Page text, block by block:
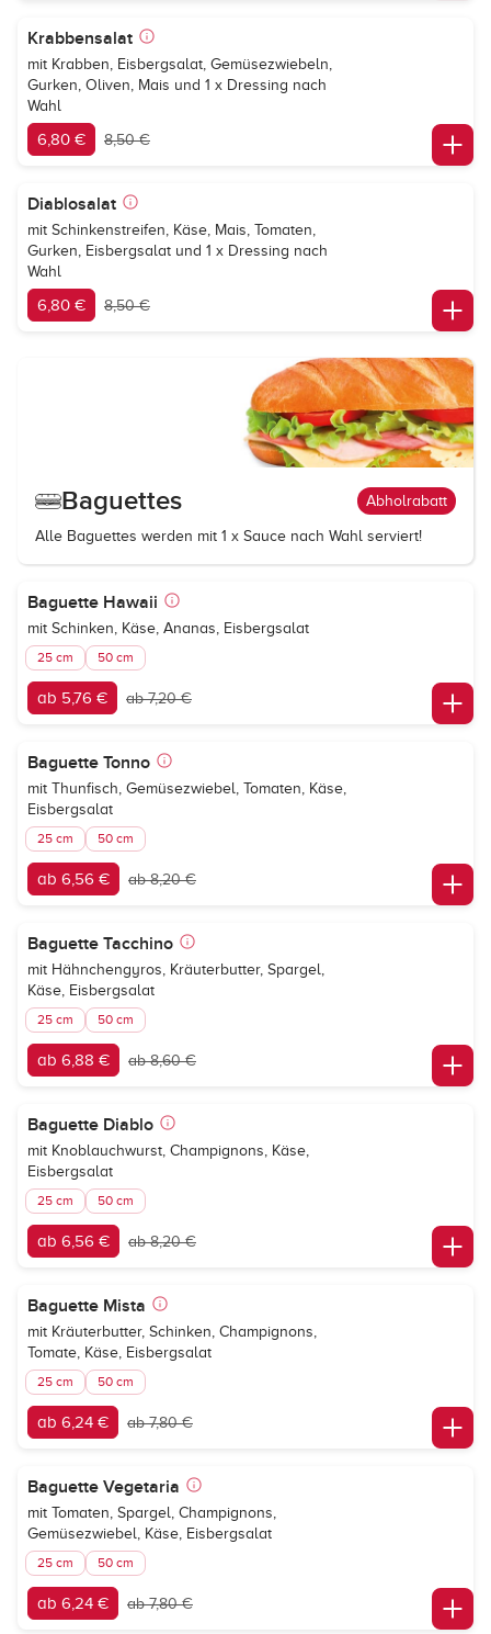
Krabbensalat
mit Krabben, Eisbergsalat, Gemüsezwiebeln,
Gurken, Oliven, Mais und 1 x Dressing nach
Wahl
6,80 € 8,50 €
Diablosalat
mit Schinkenstreifen, Käse, Mais, Tomaten,
Gurken, Eisbergsalat und 1 x Dressing nach
Wahl
6,80 € 8,50 €
Baguettes Abholrabatt
Alle Baguettes werden mit 1 x Sauce nach Wahl serviert!
Baguette Hawaii
mit Schinken, Käse, Ananas, Eisbergsalat
25 cm 50 cm
ab 5,76 € ab 7,20 €
Baguette Tonno
mit Thunfisch, Gemüsezwiebel, Tomaten, Käse,
Eisbergsalat
25 cm 50 cm
ab 6,56 € ab 8,20 €
Baguette Tacchino
mit Hähnchengyros, Kräuterbutter, Spargel,
Käse, Eisbergsalat
25 cm 50 cm
ab 6,88 € ab 8,60 €
Baguette Diablo
mit Knoblauchwurst, Champignons, Käse,
Eisbergsalat
25 cm 50 cm
ab 6,56 € ab 8,20 €
Baguette Mista
mit Kräuterbutter, Schinken, Champignons,
Tomate, Käse, Eisbergsalat
25 cm 50 cm
ab 6,24 € ab 7,80 €
Baguette Vegetaria
mit Tomaten, Spargel, Champignons,
Gemüsezwiebel, Käse, Eisbergsalat
25 cm 50 cm
ab 6,24 € ab 7,80 €